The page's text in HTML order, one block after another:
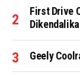
First Drive
Geely